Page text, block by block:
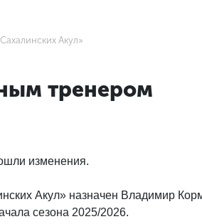
Акул»
тренером
изменения.
Акул» назначен Владимир
сезона 2025/2026.